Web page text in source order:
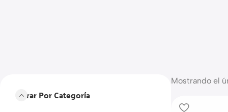
Filtrar Por Categoría
Mostrando el